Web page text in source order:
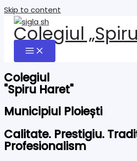
Skip to content
Colegiul
Colegiul
"Spiru Haret"
Municipiul Ploiești
Calitate. Prestigiu.
Profesionalism